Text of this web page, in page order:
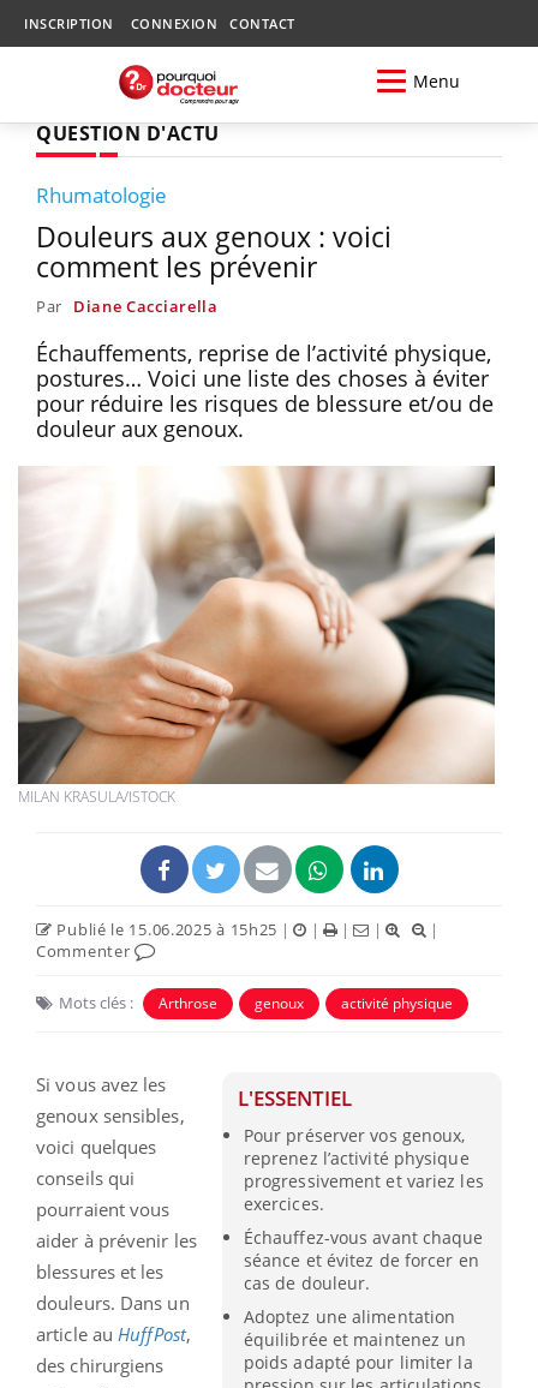
INSCRIPTION CONNEXION CONTACT
Menu
QUESTION D'ACTU
Rhumatologie
Douleurs aux genoux : voici
comment les prévenir
Par Diane Cacciarella
Échauffements, reprise de l’activité physique,
postures… Voici une liste des choses à éviter
pour réduire les risques de blessure et/ou de
douleur aux genoux.
MILAN KRASULA/ISTOCK
Publié le 15.06.2025 à 15h25 | | | |
|
Commenter
Mots clés : Arthrose genoux activité physique
L'ESSENTIEL
Pour préserver vos genoux,
reprenez l’activité physique
progressivement et variez les
exercices.
Échauffez-vous avant chaque
séance et évitez de forcer en
cas de douleur.
Adoptez une alimentation
équilibrée et maintenez un
poids adapté pour limiter la
Si vous avez les
genoux sensibles,
voici quelques
conseils qui
pourraient vous
aider à prévenir les
blessures et les
douleurs. Dans un
article au HuffPost,
des chirurgiens